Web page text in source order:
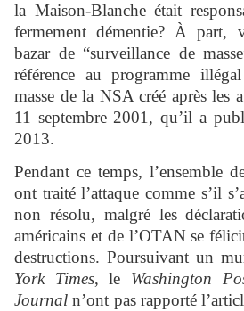
la Maison-Blanche était
fermement démentie? À part,
bazar de “surveillance de
référence au programme
masse de la NSA créé après les
11 septembre 2001, qu’il a
2013.
Pendant ce temps, l’ensemble
ont traité l’attaque comme s’il
non résolu, malgré les
américains et de l’OTAN se
destructions. Poursuivant un
York Times, le Washington
Journal n’ont pas rapporté